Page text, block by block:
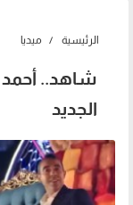
الرئيسية ميديا
شاهد.. أحمد
الجديد